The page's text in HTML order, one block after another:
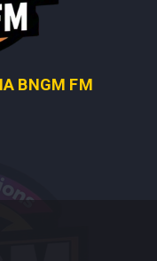
BNGM FM